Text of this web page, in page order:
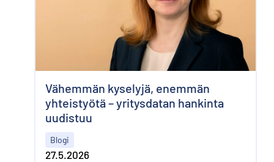
Vähemmän kyselyjä, enemmän
yhteistyötä – yritysdatan hankinta
uudistuu
Blogi
27.5.2026